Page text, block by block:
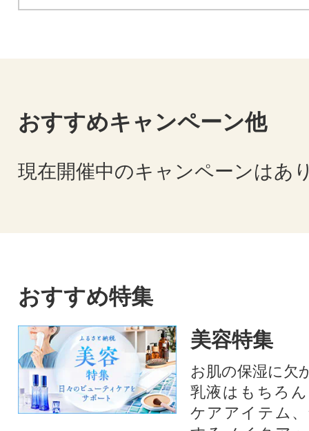
おすすめキャンペーン他
現在開催中のキャンペーンはあ
おすすめ特集
美容特集
お肌の保湿に欠
乳液はもちろ
ケアアイテム